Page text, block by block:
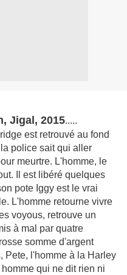
Jigal, 2015.....
est retrouvé au fond
police sait qui aller
meurtre. L'homme, le
Il est libéré quelques
pote Iggy est le vrai
L'homme retourne vivre
voyous, retrouve un
à mal par quatre
somme d'argent
Pete, l'homme à la Harley
qui ne dit rien ni